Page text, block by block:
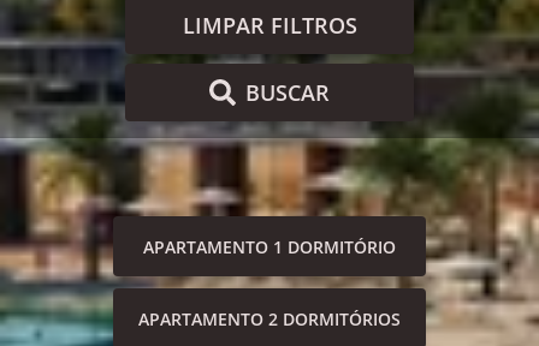
LIMPAR FILTROS
BUSCAR
APARTAMENTO 1 DORMITÓRIO
APARTAMENTO 2 DORMITÓRIOS